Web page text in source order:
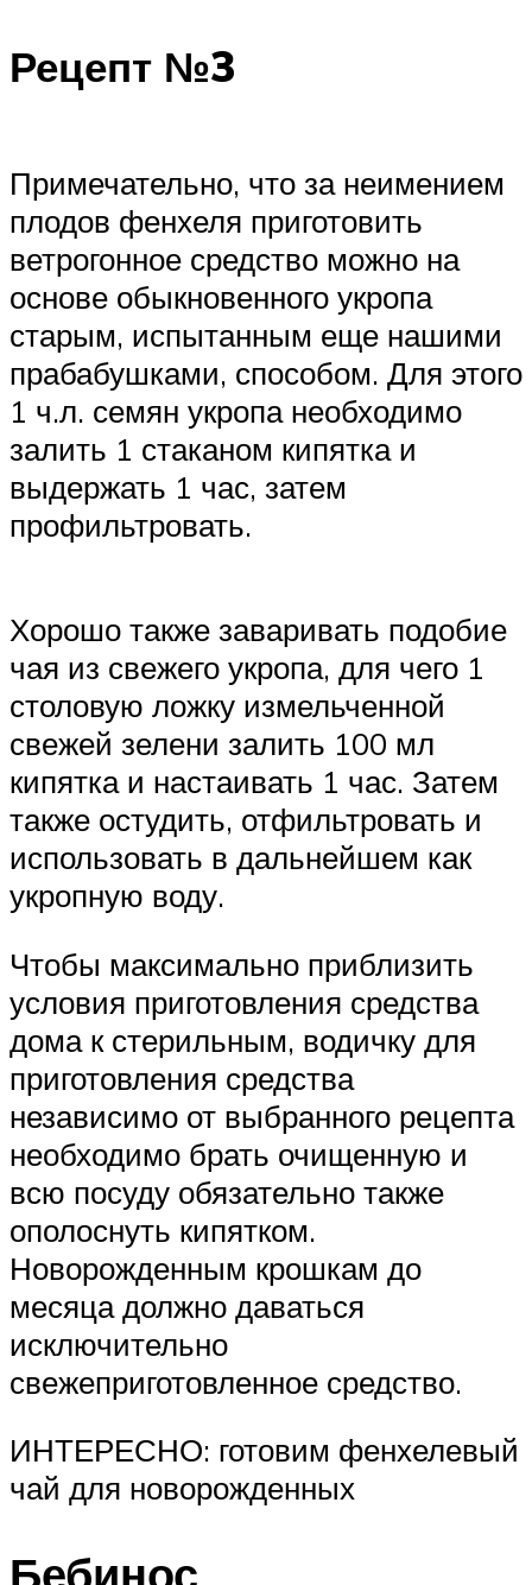
Рецепт №3
Примечательно, что за неимением
плодов фенхеля приготовить
ветрогонное средство можно на
основе обыкновенного укропа
старым, испытанным еще нашими
прабабушками, способом. Для этого
1 ч.л. семян укропа необходимо
залить 1 стаканом кипятка и
выдержать 1 час, затем
профильтровать.
Хорошо также заваривать подобие
чая из свежего укропа, для чего 1
столовую ложку измельченной
свежей зелени залить 100 мл
кипятка и настаивать 1 час. Затем
также остудить, отфильтровать и
использовать в дальнейшем как
укропную воду.
Чтобы максимально приблизить
условия приготовления средства
дома к стерильным, водичку для
приготовления средства
независимо от выбранного рецепта
необходимо брать очищенную и
всю посуду обязательно также
ополоснуть кипятком.
Новорожденным крошкам до
месяца должно даваться
исключительно
свежеприготовленное средство.
ИНТЕРЕСНО: готовим фенхелевый
чай для новорожденных